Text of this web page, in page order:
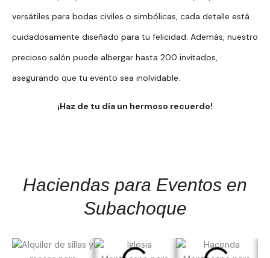
versátiles para bodas civiles o simbólicas, cada detalle está
cuidadosamente diseñado para tu felicidad. Además, nuestro
precioso salón puede albergar hasta 200 invitados,
asegurando que tu evento sea inolvidable.
¡Haz de tu día un hermoso recuerdo!
Haciendas para Eventos en
Subachoque